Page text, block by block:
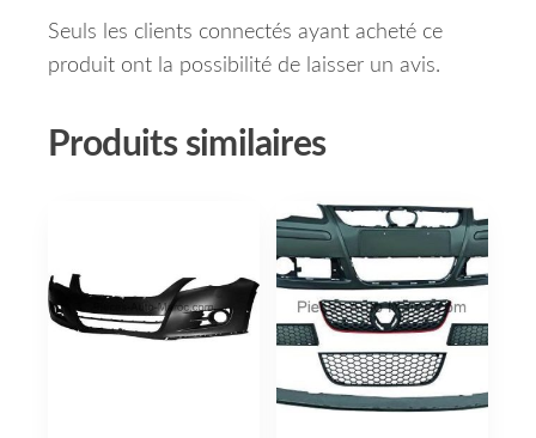
Seuls les clients connectés ayant acheté ce
produit ont la possibilité de laisser un avis.
Produits similaires